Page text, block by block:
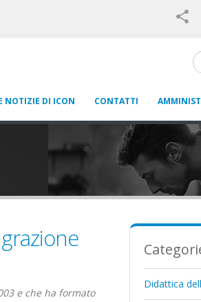
share
NOTIZIE DI ICON CONTATTI
e che ha formato
Didattica